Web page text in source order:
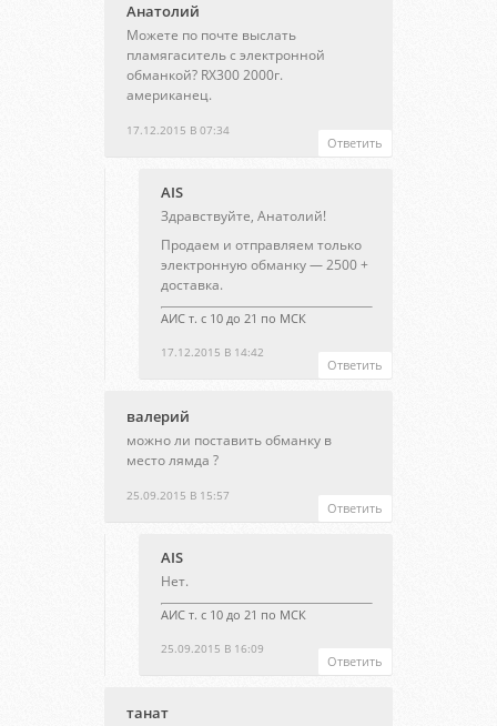
Анатолий
17.12.2015 В 07:34
Можете по почте выслать
пламягаситель с электронной
обманкой? RX300 2000г.
американец.
Ответить
AIS
17.12.2015 В 14:42
Здравствуйте, Анатолий!
Продаем и отправляем только
электронную обманку — 2500 +
доставка.
АИС т. с 10 до 21 по МСК
Ответить
валерий
25.09.2015 В 15:57
можно ли поставить обманку в
место лямда ?
Ответить
AIS
25.09.2015 В 16:09
Нет.
АИС т. с 10 до 21 по МСК
Ответить
танат